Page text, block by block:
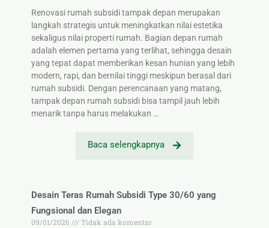
Renovasi rumah subsidi tampak depan merupakan
langkah strategis untuk meningkatkan nilai estetika
sekaligus nilai properti rumah. Bagian depan rumah
adalah elemen pertama yang terlihat, sehingga desain
yang tepat dapat memberikan kesan hunian yang lebih
modern, rapi, dan bernilai tinggi meskipun berasal dari
rumah subsidi. Dengan perencanaan yang matang,
tampak depan rumah subsidi bisa tampil jauh lebih
menarik tanpa harus melakukan …
Baca selengkapnya
Desain Teras Rumah Subsidi Type 30/60 yang
Fungsional dan Elegan
09/01/2026
Tidak ada komentar